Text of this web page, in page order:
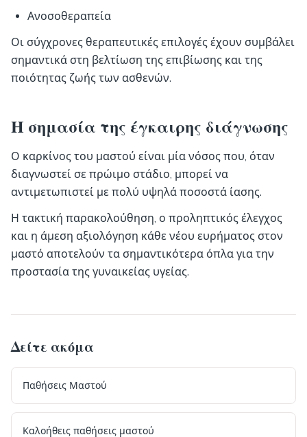
Ανοσοθεραπεία
Οι σύγχρονες θεραπευτικές επιλογές έχουν συμβάλει
σημαντικά στη βελτίωση της επιβίωσης και της
ποιότητας ζωής των ασθενών.
Η σημασία της έγκαιρης διάγνωσης
Ο καρκίνος του μαστού είναι μία νόσος που, όταν
διαγνωστεί σε πρώιμο στάδιο, μπορεί να
αντιμετωπιστεί με πολύ υψηλά ποσοστά ίασης.
Η τακτική παρακολούθηση, ο προληπτικός έλεγχος
και η άμεση αξιολόγηση κάθε νέου ευρήματος στον
μαστό αποτελούν τα σημαντικότερα όπλα για την
προστασία της γυναικείας υγείας.
Δείτε ακόμα
Παθήσεις Μαστού
Καλοήθεις παθήσεις μαστού